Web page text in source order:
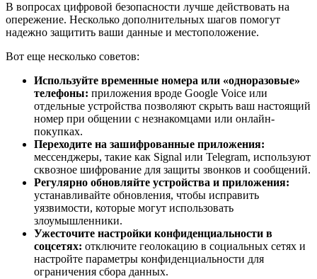
В вопросах цифровой безопасности лучше действовать на
опережение. Несколько дополнительных шагов помогут
надежно защитить ваши данные и местоположение.
Вот еще несколько советов:
Используйте временные номера или «одноразовые»
телефоны: приложения вроде Google Voice или
отдельные устройства позволяют скрыть ваш настоящий
номер при общении с незнакомцами или онлайн-
покупках.
Переходите на зашифрованные приложения:
мессенджеры, такие как Signal или Telegram, используют
сквозное шифрование для защиты звонков и сообщений.
Регулярно обновляйте устройства и приложения:
устанавливайте обновления, чтобы исправить
уязвимости, которые могут использовать
злоумышленники.
Ужесточите настройки конфиденциальности в
соцсетях: отключите геолокацию в социальных сетях и
настройте параметры конфиденциальности для
ограничения сбора данных.